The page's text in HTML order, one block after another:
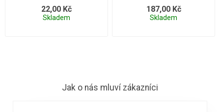
22,00 Kč
Skladem
187,00 Kč
Skladem
Jak o nás mluví zákazníci